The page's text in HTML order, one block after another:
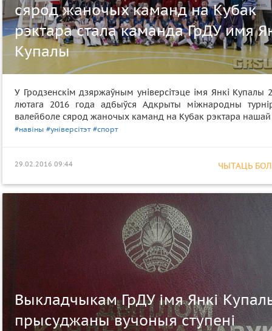
сярод жаночых каманд на Кубак
рэктара стала каманда ГрДУ имя
Купалы
У Гродзенскім дзяржаўным універсітэце імя Янкі Купалы
лютага 2016 года адбыўся Адкрыты міжнародны
валейболе сярод жаночых каманд на Кубак рэктара
#навіны #універсітэт #спорт
ЧЫТАЦЬ
29.02.2016 09:44
Выкладчыкам ГрДУ імя Янкі
прысуджаны вучоныя ступені